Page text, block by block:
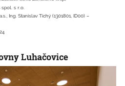
s r.o.
Ing. Stanislav Tichý (1301801, ID00) –
Luhačovice